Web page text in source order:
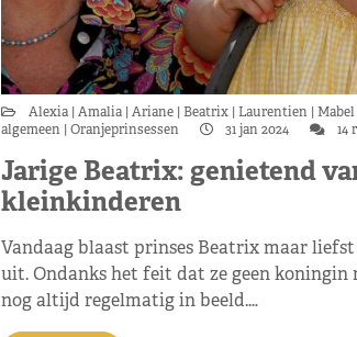
Alexia Amalia Ariane Beatrix Laurentien Mabel
algemeen Oranjeprinsessen 31 jan 2024 14
Jarige Beatrix: genietend
kleinkinderen
Vandaag blaast prinses Beatrix maar liefst
uit. Ondanks het feit dat ze geen koningin
nog altijd regelmatig in beeld.…